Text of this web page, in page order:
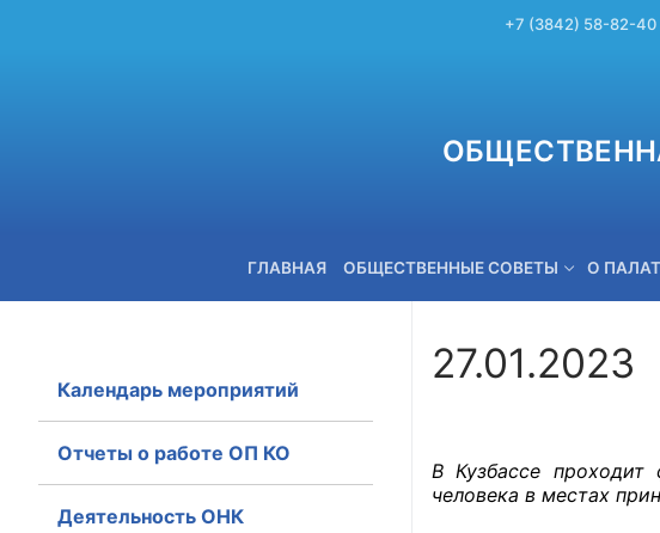
+7 (3842) 58-82-40
ГЛАВНАЯ ОБЩЕСТВЕННЫЕ СОВЕТЫ О
27.01.2023
В Кузбассе проходит
человека в местах
Календарь мероприятий
Отчеты о работе ОП КО
Деятельность ОНК